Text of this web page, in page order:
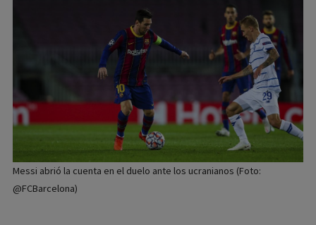
Messi abrió la cuenta en el duelo ante los ucranianos (Foto:
@FCBarcelona)